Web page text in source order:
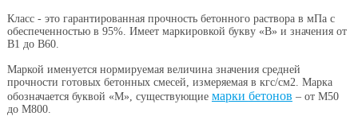
Класс- это гарантированная прочность бетонного раствора в мПа с
обеспеченностью в 95%. Имеет маркировкой букву «В» и значения от
В1 до В60.
Маркой именуется нормируемая величина значения средней
прочности готовых бетонных смесей, измеряемая в кгс/см2. Марка
обозначается буквой «М», существующие марки бетонов – от М50
до М800.